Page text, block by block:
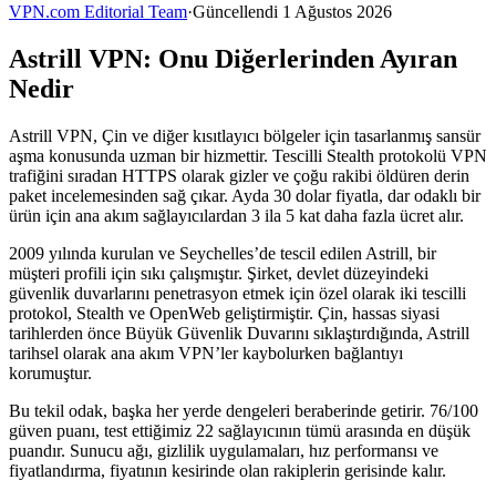
VPN.com Editorial Team·Güncellendi 1 Ağustos 2026
Astrill VPN: Onu Diğerlerinden Ayıran
Nedir
Astrill VPN, Çin ve diğer kısıtlayıcı bölgeler için tasarlanmış sansür
aşma konusunda uzman bir hizmettir. Tescilli Stealth protokolü VPN
trafiğini sıradan HTTPS olarak gizler ve çoğu rakibi öldüren derin
paket incelemesinden sağ çıkar. Ayda 30 dolar fiyatla, dar odaklı bir
ürün için ana akım sağlayıcılardan 3 ila 5 kat daha fazla ücret alır.
2009 yılında kurulan ve Seychelles’de tescil edilen Astrill, bir
müşteri profili için sıkı çalışmıştır. Şirket, devlet düzeyindeki
güvenlik duvarlarını penetrasyon etmek için özel olarak iki tescilli
protokol, Stealth ve OpenWeb geliştirmiştir. Çin, hassas siyasi
tarihlerden önce Büyük Güvenlik Duvarını sıklaştırdığında, Astrill
tarihsel olarak ana akım VPN’ler kaybolurken bağlantıyı
korumuştur.
Bu tekil odak, başka her yerde dengeleri beraberinde getirir. 76/100
güven puanı, test ettiğimiz 22 sağlayıcının tümü arasında en düşük
puandır. Sunucu ağı, gizlilik uygulamaları, hız performansı ve
fiyatlandırma, fiyatının kesirinde olan rakiplerin gerisinde kalır.